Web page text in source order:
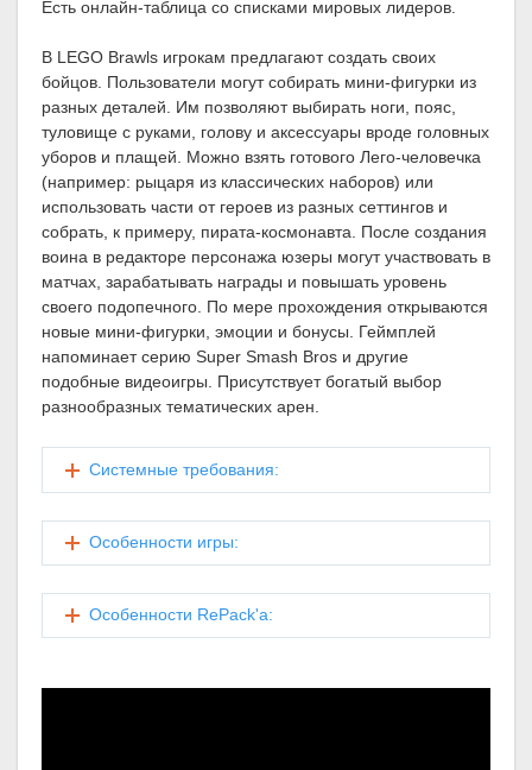
Есть онлайн-таблица со списками мировых лидеров.
В LEGO Brawls игрокам предлагают создать своих
бойцов. Пользователи могут собирать мини-фигурки из
разных деталей. Им позволяют выбирать ноги, пояс,
туловище с руками, голову и аксессуары вроде головных
уборов и плащей. Можно взять готового Лего-человечка
(например: рыцаря из классических наборов) или
использовать части от героев из разных сеттингов и
собрать, к примеру, пирата-космонавта. После создания
воина в редакторе персонажа юзеры могут участвовать в
матчах, зарабатывать награды и повышать уровень
своего подопечного. По мере прохождения открываются
новые мини-фигурки, эмоции и бонусы. Геймплей
напоминает серию Super Smash Bros и другие
подобные видеоигры. Присутствует богатый выбор
разнообразных тематических арен.
Системные требования:
Особенности игры:
Особенности RePack'а: